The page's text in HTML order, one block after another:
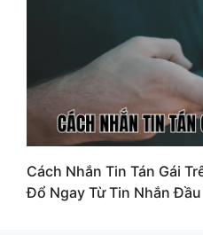
Cách Nhắn Tin Tán Gái
Đổ Ngay Từ Tin Nhắn